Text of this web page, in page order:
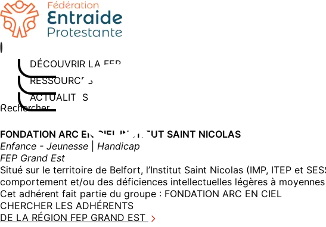
Aller
au
contenu
DÉCOUVRIR LA FEP
RESSOURCES
ACTUALITÉS
Rechercher sur le site
Saisissez au moins 3 caractères pour lancer la recherche
FONDATION ARC EN CIEL INSTITUT SAINT NICOLAS
Enfance - Jeunesse
Handicap
FEP Grand Est
Situé sur le territoire de Belfort, l’Institut Saint Nicolas (IMP, ITEP et
comportement et/ou des déficiences intellectuelles légères à
Cet adhérent fait partie du groupe : FONDATION ARC EN CIEL
CHERCHER LES ADHÉRENTS
DE LA RÉGION FEP GRAND EST